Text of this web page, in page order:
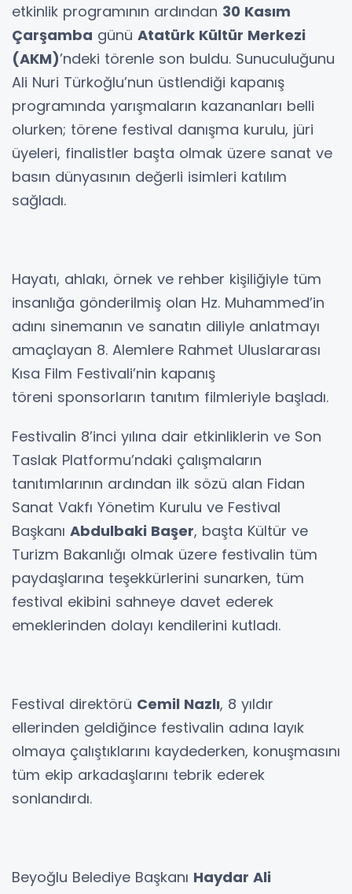
etkinlik programının ardından 30 Kasım
Çarşamba günü Atatürk Kültür Merkezi
(AKM)’ndeki törenle son buldu. Sunuculuğunu
Ali Nuri Türkoğlu’nun üstlendiği kapanış
programında yarışmaların kazananları belli
olurken; törene festival danışma kurulu, jüri
üyeleri, finalistler başta olmak üzere sanat ve
basın dünyasının değerli isimleri katılım
sağladı.
Hayatı, ahlakı, örnek ve rehber kişiliğiyle tüm
insanlığa gönderilmiş olan Hz. Muhammed’in
adını sinemanın ve sanatın diliyle anlatmayı
amaçlayan 8. Alemlere Rahmet Uluslararası
Kısa Film Festivali’nin kapanış
töreni sponsorların tanıtım filmleriyle başladı.
Festivalin 8’inci yılına dair etkinliklerin ve Son
Taslak Platformu’ndaki çalışmaların
tanıtımlarının ardından ilk sözü alan Fidan
Sanat Vakfı Yönetim Kurulu ve Festival
Başkanı Abdulbaki Başer, başta Kültür ve
Turizm Bakanlığı olmak üzere festivalin tüm
paydaşlarına teşekkürlerini sunarken, tüm
festival ekibini sahneye davet ederek
emeklerinden dolayı kendilerini kutladı.
Festival direktörü Cemil Nazlı, 8 yıldır
ellerinden geldiğince festivalin adına layık
olmaya çalıştıklarını kaydederken, konuşmasını
tüm ekip arkadaşlarını tebrik ederek
sonlandırdı.
Beyoğlu Belediye Başkanı Haydar Ali